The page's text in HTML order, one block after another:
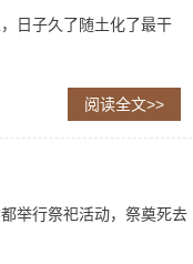
日子久了随土化了最干
阅读全文>>
举行祭祀活动，祭奠死去